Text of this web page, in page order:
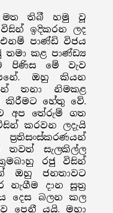
මත තිබී හමු වූ
ඉදිකරන ලද
පාණ්ඩි විජය
කළ පාණ්ඩ්‍ය
පිණිස මේ වැව
ඔහු කියන
තනා නිමකළ
කිරීමට හේතු වේ.
අප තේරුම් ගත
කරවන ලදැයි
සැලකිල්ල
රජු විසින්
ඔහු ජනතාවට
නැගීම දාන සූත්‍ර
දෙස බලන කල
පෙනී යයි. මහා